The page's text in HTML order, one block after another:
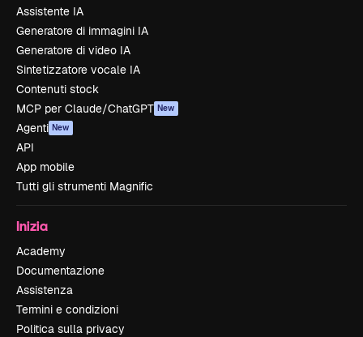
Assistente IA
Generatore di immagini IA
Generatore di video IA
Sintetizzatore vocale IA
Contenuti stock
MCP per Claude/ChatGPT New
Agenti New
API
App mobile
Tutti gli strumenti Magnific
Inizia
Academy
Documentazione
Assistenza
Termini e condizioni
Politica sulla privacy